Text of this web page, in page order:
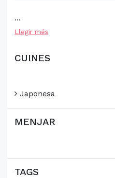
...
Llegir més
CUINES
Japonesa
MENJAR
TAGS